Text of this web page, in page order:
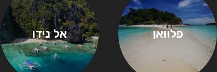
פלוואן אל נידו